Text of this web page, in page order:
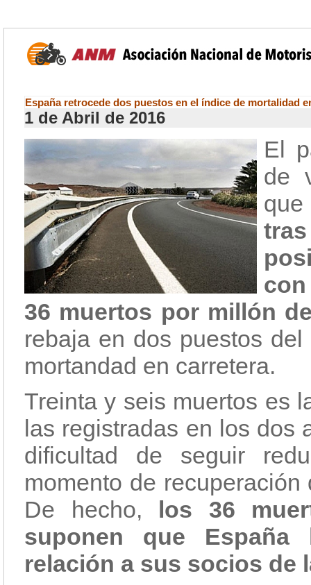
España retrocede dos puestos en el índice de mortalidad
1 de Abril de 2016
El
de
que
36 muertos por millón
rebaja en dos puestos
mortandad en carretera.
Treinta y seis muertos es
las registradas en los dos
dificultad de seguir
momento de
De hecho, los 36
suponen que
relación a sus socios de